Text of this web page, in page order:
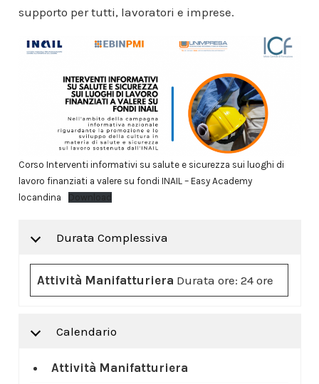
supporto per tutti, lavoratori e imprese.
Corso Interventi informativi su salute e sicurezza sui luoghi di
lavoro finanziati a valere su fondi INAIL – Easy Academy
locandina
Download
Durata Complessiva
Attività Manifatturiera Durata ore: 24 ore
Calendario
Attività Manifatturiera